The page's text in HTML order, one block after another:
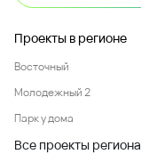
Проекты в регионе
Восточный
Молодежный 2
Парк у дома
Все проекты региона